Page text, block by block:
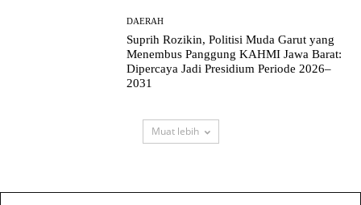
DAERAH
Suprih Rozikin, Politisi Muda Garut yang
Menembus Panggung KAHMI Jawa Barat:
Dipercaya Jadi Presidium Periode 2026–
2031
Muat lebih